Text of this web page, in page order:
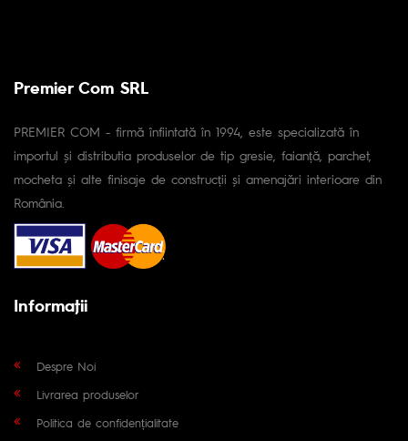
Premier Com SRL
PREMIER COM - firmă înfiintată în 1994, este specializată în
importul și distributia produselor de tip gresie, faianță, parchet,
mocheta și alte finisaje de construcții și amenajări interioare din
România.
Informaţii
Despre Noi
Livrarea produselor
Politica de confidențialitate